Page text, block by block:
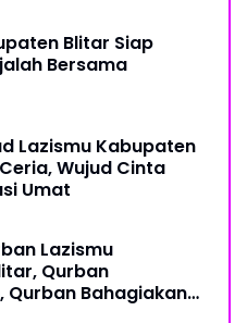
Blitar Siap
Bersama
Lazismu Kabupaten
Wujud Cinta
Umat
Lazismu
Qurban
Qurban Bahagiakan